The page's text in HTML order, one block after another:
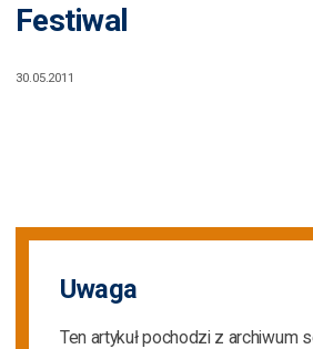
Festiwal
30.05.2011
Uwaga
Ten artykuł pochodzi z archiwum